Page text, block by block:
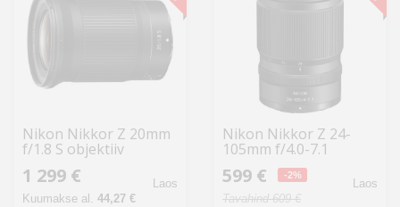
Nikon Nikkor Z 20mm
f/1.8 S objektiiv
1 299 €
Kuumakse al. 44,27 €
Laos
Nikon Nikkor Z 24-
105mm f/4.0-7.1
objektiiv
599 € -2%
Tavahind 609 €
Laos